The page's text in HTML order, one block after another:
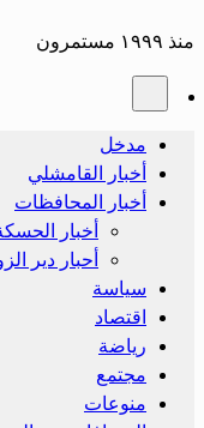
منذ ١٩٩٩ مستمرون
مدخل
أخبار القامشلي
أخبار المحافظات
أخبار
أحبار دير
سياسة
اقتصاد
رياضة
مجتمع
منوعات